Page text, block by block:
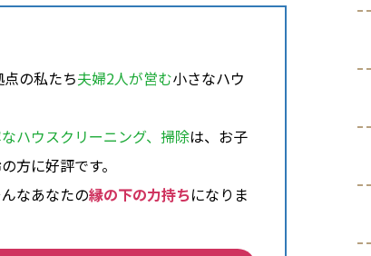
の私たち夫婦2人が営む小さなハウ
ハウスクリーニング、掃除は、お子
方に好評です。
なあなたの縁の下の力持ちになりま